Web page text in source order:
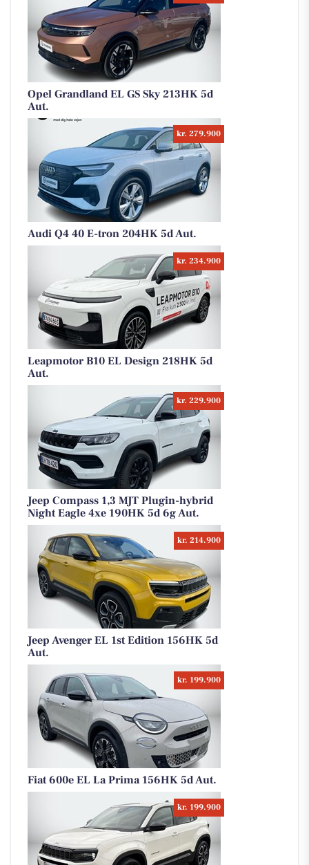
Opel Grandland EL GS Sky 213HK 5d
Aut.
kr. 279.900
Audi Q4 40 E-tron 204HK 5d Aut.
kr. 234.900
Leapmotor B10 EL Design 218HK 5d
Aut.
kr. 229.900
Jeep Compass 1,3 MJT Plugin-hybrid
Night Eagle 4xe 190HK 5d 6g Aut.
kr. 214.900
Jeep Avenger EL 1st Edition 156HK 5d
Aut.
kr. 199.900
Fiat 600e EL La Prima 156HK 5d Aut.
kr. 199.900